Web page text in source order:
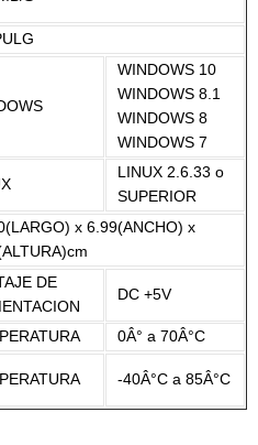
WINDOWS 10
WINDOWS 8.1
WINDOWS 8
WINDOWS 7
LINUX 2.6.33 o
SUPERIOR
x 6.99(ANCHO) x
DE
DC +5V
0Â° a 70Â°C
-40Â°C a 85Â°C